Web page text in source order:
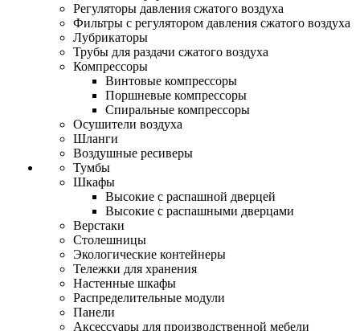
Регуляторы давления сжатого воздуха
Фильтры с регулятором давления сжатого воздуха
Лубрикаторы
Трубы для раздачи сжатого воздуха
Компрессоры
Винтовые компрессоры
Поршневые компрессоры
Спиральные компрессоры
Осушители воздуха
Шланги
Воздушные ресиверы
Тумбы
Шкафы
Высокие с распашной дверцей
Высокие с распашными дверцами
Верстаки
Столешницы
Экологические контейнеры
Тележки для хранения
Настенные шкафы
Распределительные модули
Панели
Аксессуары для производственной мебели